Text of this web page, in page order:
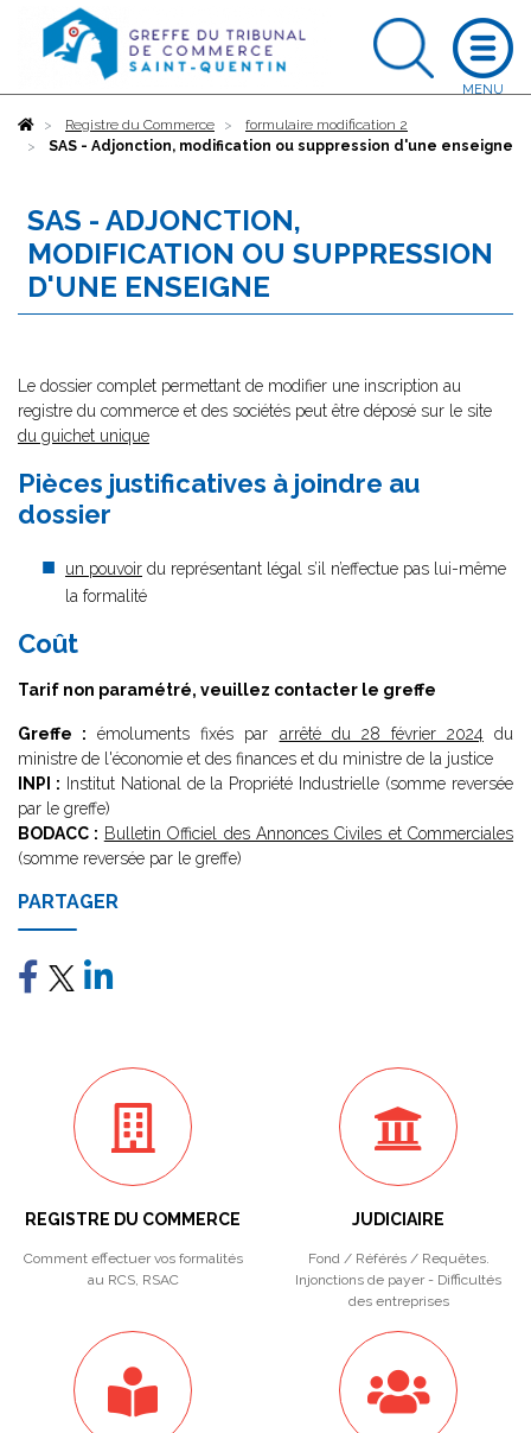
AccueilRegistre du Commerce
formulaire modification 2
SAS - Adjonction, modification ou suppression d'une enseigne
SAS - ADJONCTION,
MODIFICATION OU SUPPRESSION
D'UNE ENSEIGNE
Le dossier complet permettant de modifier une inscription au
registre du commerce et des sociétés peut être déposé sur le site
du guichet unique
Pièces justificatives à joindre au
dossier
un pouvoir du représentant légal s’il n’effectue pas lui-même
la formalité
Coût
Tarif non paramétré, veuillez contacter le greffe
Greffe : émoluments fixés par arrêté du 28 février 2024 du
ministre de l'économie et des finances et du ministre de la justice
INPI : Institut National de la Propriété Industrielle (somme reversée
par le greffe)
BODACC : Bulletin Officiel des Annonces Civiles et Commerciales
(somme reversée par le greffe)
PARTAGER
REGISTRE DU COMMERCE
Comment effectuer vos formalités
au RCS, RSAC
JUDICIAIRE
Fond / Référés / Requêtes.
Injonctions de payer - Difficultés
des entreprises